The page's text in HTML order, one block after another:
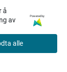
å
av
Powered by
alle